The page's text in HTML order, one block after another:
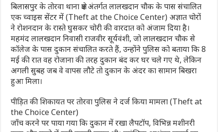
बिलासपुर के तोरवा थाना क्षेत्र अंतर्गत लालखदान चौक के पास संचालित
एक च्वाइस सेंटर में (Theft at the Choice Center) अज्ञात चोरों
ने रोशनदान के रास्ते घुसकर चोरी की वारदात को अंजाम दिया है।
महमंद लालखदान निवासी राजवीर सूर्यवंशी, जो लालखदान चौक से
कॉलेज के पास दुकान संचालित करते हैं, उन्होंने पुलिस को बताया कि 8
मई की रात वह रोजाना की तरह दुकान बंद कर घर चले गए थे, लेकिन
अगली सुबह जब वे वापस लौटे तो दुकान के अंदर का सामान बिखरा
हुआ मिला।
पीड़ित की शिकायत पर तोरवा पुलिस ने दर्ज किया मामला (Theft at
the Choice Center)
जाँच करने पर पाया गया कि दुकान में रखा लैपटॉप, विभिन्न मशीनरी